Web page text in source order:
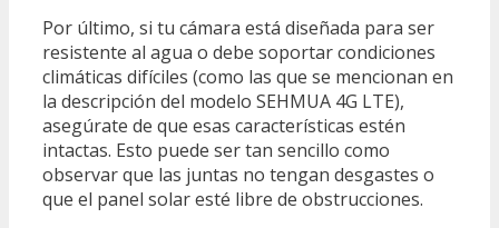
Por último, si tu cámara está diseñada para ser
resistente al agua o debe soportar condiciones
climáticas difíciles (como las que se mencionan en
la descripción del modelo SEHMUA 4G LTE),
asegúrate de que esas características estén
intactas. Esto puede ser tan sencillo como
observar que las juntas no tengan desgastes o
que el panel solar esté libre de obstrucciones.